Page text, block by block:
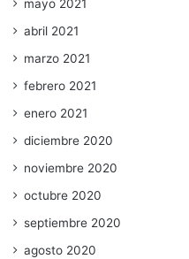
mayo 2021
abril 2021
marzo 2021
febrero 2021
enero 2021
diciembre 2020
noviembre 2020
octubre 2020
septiembre 2020
agosto 2020